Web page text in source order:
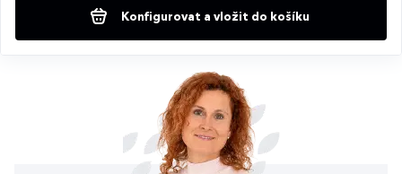
Konfigurovat a vložit do košíku